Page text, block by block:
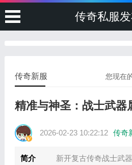
传奇私服
您现在
传奇新服
精准与神圣：战士武器
2026-02-23 10:22:12 传奇
简介
新开复古传奇战士武器